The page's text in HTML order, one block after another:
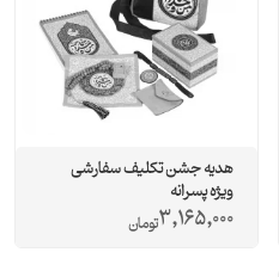
هدیه جشن تکلیف سفارشی
ویژه پسرانه
3,165,000تومان